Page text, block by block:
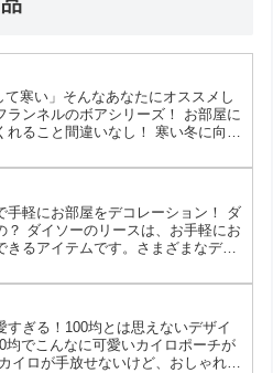
寒い」そんなあなたにオススメし
ランネルのボアシリーズ！ お部屋に
ること間違いなし！ 寒い冬に向け
ト低反発マット スリッパ（19ｃｍ、
23ｃｍ-24.5ｃｍ、26ｃｍ-27.5ｃ
ォーマー 手入れクッションお昼寝
手軽にお部屋をデコレーション！ ダ
？ ダイソーのリースは、お手軽にお
るアイテムです。さまざまなデザ
記事では、ダイソーのリースの魅力
介します。 なぜダイソーのリース
手に入る ダイソーのリースは、100
ます。通常、リー...
ぎる！100均とは思えないデザイ
均でこんなに可愛いカイロポーチが
イロが手放せないけど、おしゃれな